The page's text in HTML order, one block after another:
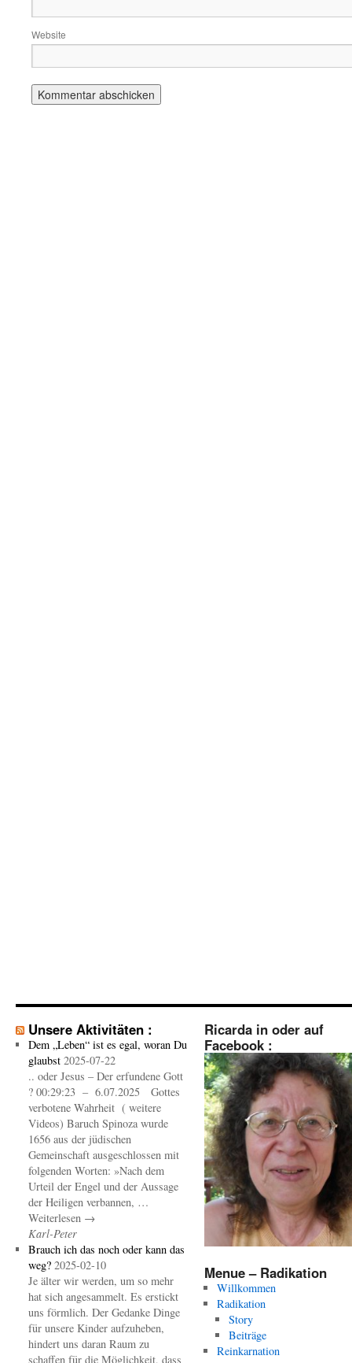
Website
Unsere Aktivitäten :
Dem „Leben“ ist es egal, woran Du
glaubst 2025-07-22
.. oder Jesus – Der erfundene Gott
? 00:29:23 – 6.07.2025 Gottes
verbotene Wahrheit ( weitere
Videos) Baruch Spinoza wurde
1656 aus der jüdischen
Gemeinschaft ausgeschlossen mit
folgenden Worten: »Nach dem
Urteil der Engel und der Aussage
der Heiligen verbannen, …
Weiterlesen →
Karl-Peter
Brauch ich das noch oder kann das
weg? 2025-02-10
Je älter wir werden, um so mehr
hat sich angesammelt. Es erstickt
uns förmlich. Der Gedanke Dinge
für unsere Kinder aufzuheben,
hindert uns daran Raum zu
schaffen für die Möglichkeit, dass
Ricarda in oder auf
Facebook :
Menue – Radikation
Willkommen
Radikation
Story
Beiträge
Reinkarnation